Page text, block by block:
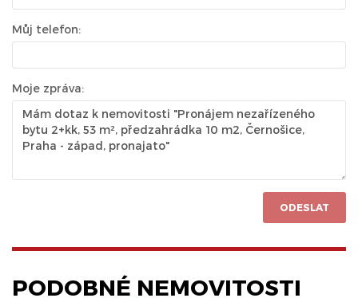
Můj telefon:
Moje zpráva:
ODESLAT
PODOBNÉ NEMOVITOSTI